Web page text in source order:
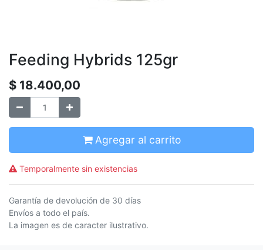
Feeding Hybrids 125gr
$ 18.400,00
Agregar al carrito
Temporalmente sin existencias
Garantía de devolución de 30 días
Envíos a todo el país.
La imagen es de caracter ilustrativo.